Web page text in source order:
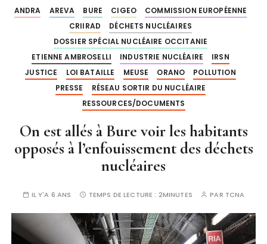
ANDRA AREVA BURE CIGEO
COMMISSION EUROPÉENNE
CRIIRAD
DÉCHETS NUCLÉAIRES
DOSSIER SPÉCIAL NUCLÉAIRE OCCITANIE
ETIENNE AMBROSELLI
INDUSTRIE NUCLÉAIRE
IRSN
JUSTICE
LOI BATAILLE MEUSE ORANO
POLLUTION
PRESSE
RÉSEAU SORTIR DU NUCLÉAIRE
RESSOURCES/DOCUMENTS
On est allés à Bure voir les habitants
opposés à l’enfouissement des déchets
nucléaires
IL Y'A 6 ANS TEMPS DE LECTURE : 2MINUTES PAR TCNA